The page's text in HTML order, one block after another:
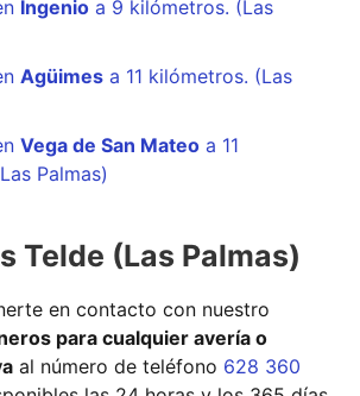
Ingenio a 9 kilómetros. (Las
Agüimes a 11 kilómetros. (Las
Vega de San Mateo a 11
Palmas)
Telde (Las Palmas)
en contacto con nuestro
para cualquier avería o
al número de teléfono 628 360